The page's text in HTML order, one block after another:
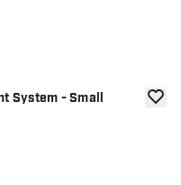
System - Small
drawer